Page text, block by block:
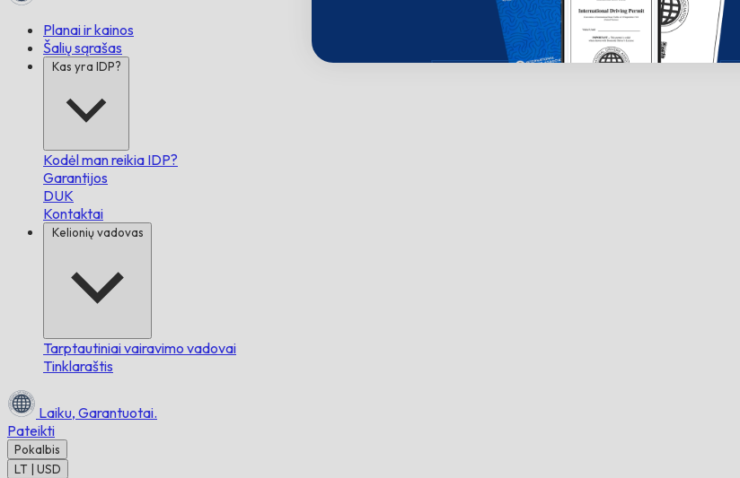
Planai ir kainos
Šalių sąrašas
Kas yra IDP?
Kodėl man reikia IDP?
Garantijos
DUK
Kontaktai
Kelionių vadovas
Tarptautiniai vairavimo vadovai
Tinklaraštis
Laiku, Garantuotai.
Pateikti
Pokalbis
LT | USD